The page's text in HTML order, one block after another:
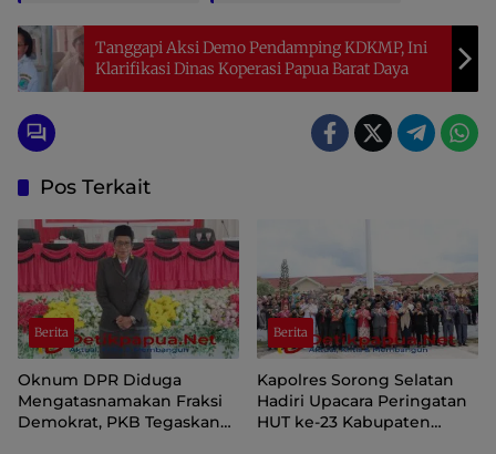
Tanggapi Aksi Demo Pendamping KDKMP, Ini
Klarifikasi Dinas Koperasi Papua Barat Daya
Pos Terkait
Berita
Oknum DPR Diduga
Mengatasnamakan Fraksi
Demokrat, PKB Tegaskan
Berita
Kapolres Sorong Selatan
Hadiri Upacara Peringatan
HUT ke-23 Kabupaten